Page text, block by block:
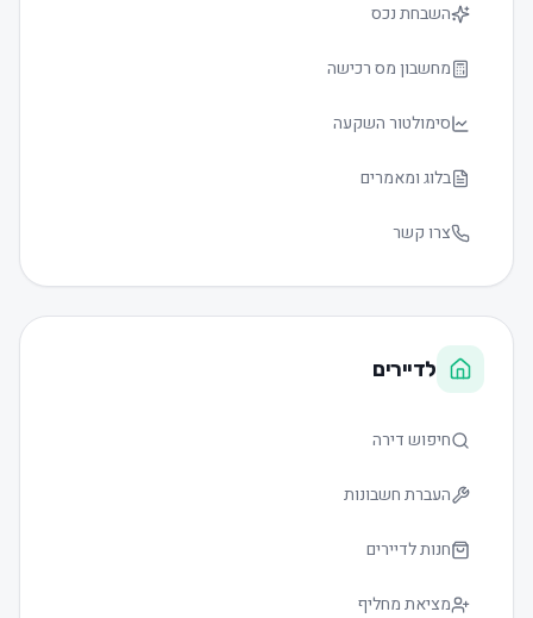
השבחת נכס
מחשבון מס רכישה
סימולטור השקעה
בלוג ומאמרים
צרו קשר
לדיירים
חיפוש דירה
העברת חשבונות
חנות לדיירים
מציאת מחליף